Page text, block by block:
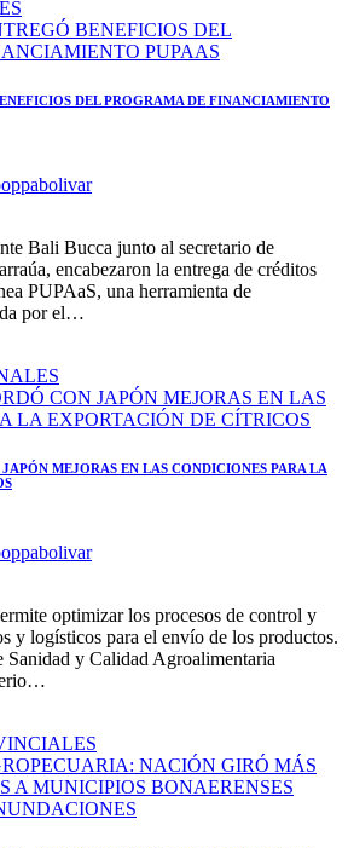
DEL PROGRAMA DE FINANCIAMIENTO
Bali Bucca junto al secretario de
encabezaron la entrega de créditos
PUPAaS, una herramienta de
por el…
MEJORAS EN LAS CONDICIONES PARA LA
optimizar los procesos de control y
y logísticos para el envío de los productos.
y Calidad Agroalimentaria